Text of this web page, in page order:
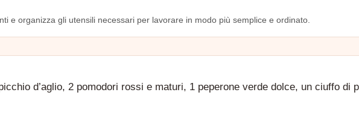
e organizza gli utensili necessari per lavorare in modo più semplice e ordinato.
d’aglio, 2 pomodori rossi e maturi, 1 peperone verde dolce, un ciuffo di